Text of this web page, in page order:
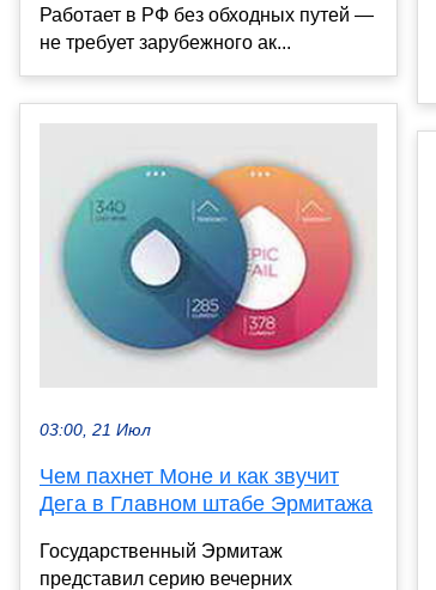
Работает в РФ без обходных путей —
не требует зарубежного ак...
03:00, 21 Июл
Чем пахнет Моне и как звучит
Дега в Главном штабе Эрмитажа
Государственный Эрмитаж
представил серию вечерних